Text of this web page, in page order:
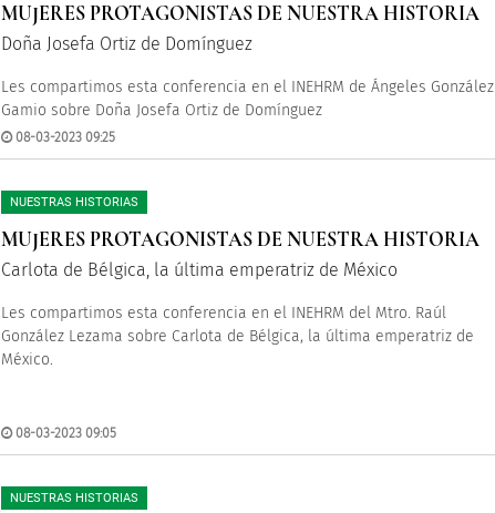
MUJERES PROTAGONISTAS DE NUESTRA HISTORIA
Doña Josefa Ortiz de Domínguez
Les compartimos esta conferencia en el INEHRM de Ángeles González
Gamio sobre Doña Josefa Ortiz de Domínguez
08-03-2023 09:25
NUESTRAS HISTORIAS
MUJERES PROTAGONISTAS DE NUESTRA HISTORIA
Carlota de Bélgica, la última emperatriz de México
Les compartimos esta conferencia en el INEHRM del Mtro. Raúl
González Lezama sobre Carlota de Bélgica, la última emperatriz de
México.
08-03-2023 09:05
NUESTRAS HISTORIAS